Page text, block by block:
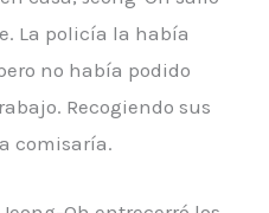
La policía la había
no había podido
Recogiendo sus
comisaría.